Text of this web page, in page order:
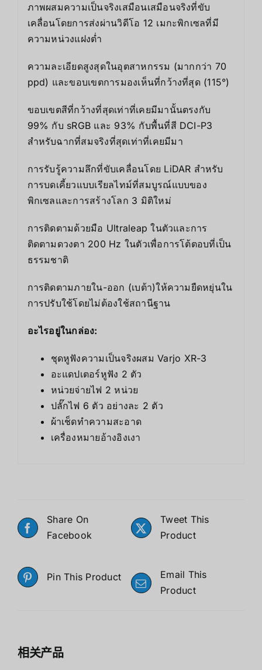
ภาพผสมความเป็นจริงเสมือนเสมือนจริงที่ขับ
เคลื่อนโดยการส่งผ่านวิดีโอ 12 เมกะพิกเซลที่มี
ความหน่วงแฝงต่ำ
ความละเอียดสูงสุดในอุตสาหกรรม (มากกว่า 70
ppd) และขอบเขตการมองเห็นที่กว้างที่สุด (115°)
ขอบเขตสีที่กว้างที่สุดเท่าที่เคยมีมานั้นตรงกับ
99% กับ sRGB และ 93% กับพื้นที่สี DCI-P3
สำหรับฉากที่สมจริงที่สุดเท่าที่เคยมีมา
การรับรู้ความลึกที่ขับเคลื่อนโดย LiDAR สำหรับ
การบดเคี้ยวแบบเรียลไทม์ที่สมบูรณ์แบบของ
พิกเซลและการสร้างโลก 3 มิติใหม่
การติดตามด้วยมือ Ultraleap ในตัวและการ
ติดตามดวงตา 200 Hz ในตัวเพื่อการโต้ตอบที่เป็น
ธรรมชาติ
การติดตามภายใน-ออก (เบต้า)ให้ความยืดหยุ่นใน
การปรับใช้โดยไม่ต้องใช้สถานีฐาน
อะไรอยู่ในกล่อง:
ชุดหูฟังความเป็นจริงผสม Varjo XR-3
อะแดปเตอร์หูฟัง 2 ตัว
หน่วยจ่ายไฟ 2 หน่วย
ปลั๊กไฟ 6 ตัว อย่างละ 2 ตัว
ผ้าเช็ดทำความสะอาด
เครื่องหมายอ้างอิงเงา
Share On
Facebook
Tweet This
Product
Pin This Product
Email This
Product
相关产品